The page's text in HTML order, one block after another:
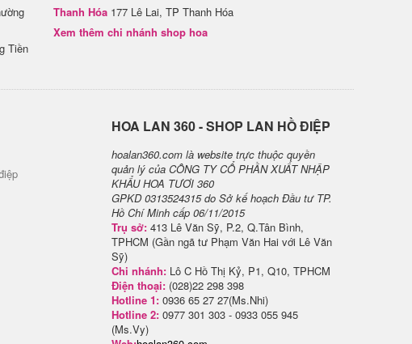
Tiền
Thanh Hóa 177 Lê Lai, TP Thanh Hóa
Xem thêm chi nhánh shop hoa
H​OA LAN 360 - SHOP LAN HỒ ĐIỆP
hoalan360.com là website trực thuộc quyền
quản lý của CÔNG TY CỔ PHẦN XUẤT NHẬP
KHẨU HOA TƯƠI 360
GPKD 0313524315 do Sở kế hoạch Đầu tư TP.
Hồ Chí Minh cấp 06/11/2015
Trụ sở: 413 Lê Văn Sỹ, P.2, Q.Tân Bình,
TPHCM (Gần ngã tư Phạm Văn Hai với Lê Văn
Sỹ)
Chi nhánh: Lô C Hồ Thị Kỷ, P1, Q10, TPHCM
Điện thoại: (028)22 298 398
Hotline 1: 0936 65 27 27(Ms.Nhi)
Hotline 2: 0977 301 303 - 0933 055 945
(Ms.Vy)